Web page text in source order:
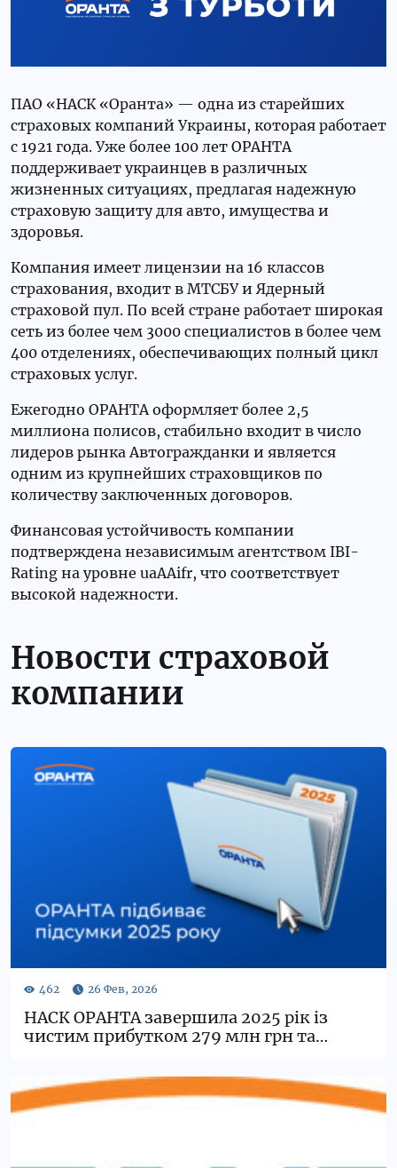
ПАО «НАСК «Оранта» — одна из старейших
страховых компаний Украины, которая работает
с 1921 года. Уже более 100 лет ОРАНТА
поддерживает украинцев в различных
жизненных ситуациях, предлагая надежную
страховую защиту для авто, имущества и
здоровья.
Компания имеет лицензии на 16 классов
страхования, входит в МТСБУ и Ядерный
страховой пул. По всей стране работает широкая
сеть из более чем 3000 специалистов в более чем
400 отделениях, обеспечивающих полный цикл
страховых услуг.
Ежегодно ОРАНТА оформляет более 2,5
миллиона полисов, стабильно входит в число
лидеров рынка Автогражданки и является
одним из крупнейших страховщиков по
количеству заключенных договоров.
Финансовая устойчивость компании
подтверждена независимым агентством IBI-
Rating на уровне uaAAifr, что соответствует
высокой надежности.
Новости страховой
компании
НАСК ОРАНТА завершила 2025 рік із
чистим прибутком 279 млн грн та